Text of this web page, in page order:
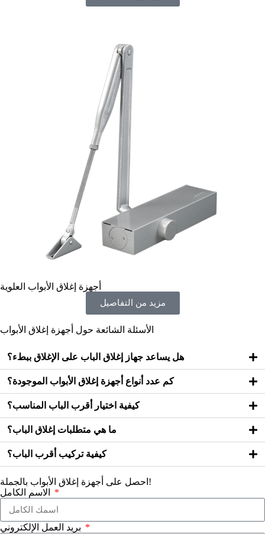
أجهزة إغلاق الأبواب العلوية
مزيد من التفاصيل
الأسئلة الشائعة حول أجهزة إغلاق الأبواب
هل يساعد جهاز إغلاق الباب على الإغلاق ببطء؟
كم عدد أنواع أجهزة إغلاق الأبواب الموجودة؟
كيفية اختيار أقرب الباب المناسب؟
ما هي متطلبات إغلاق الباب؟
كيفية تركيب أقرب الباب؟
احصل على أجهزة إغلاق الأبواب بالجملة!